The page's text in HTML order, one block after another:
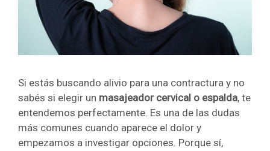
Si estás buscando alivio para una contractura y no
sabés si elegir un masajeador cervical o espalda, te
entendemos perfectamente. Es una de las dudas
más comunes cuando aparece el dolor y
empezamos a investigar opciones. Porque sí,